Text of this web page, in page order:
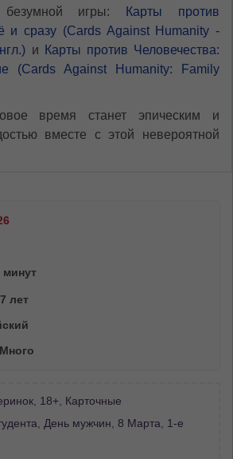
безумной игры:
Карты против
и сразу (Cards Against Humanity -
и
Карты против Человечества:
(Cards Against Humanity: Family
время станет эпическим и
вместе с этой невероятной
минут
лет
Много
18+ Карточные
День мужчин 8 Марта
1-е